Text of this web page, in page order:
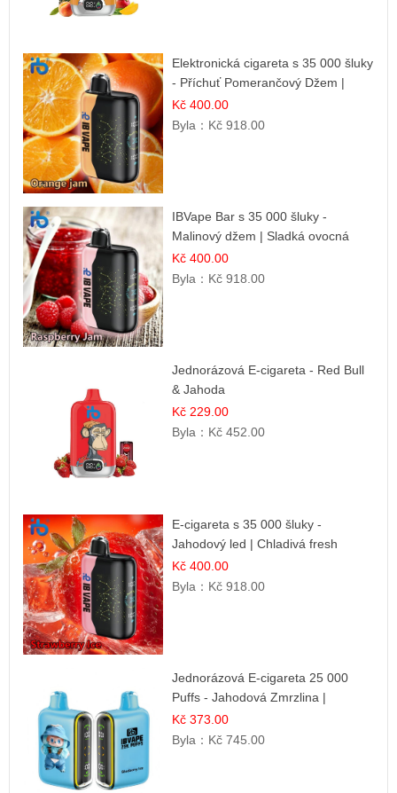
Elektronická cigareta s 35 000 šluky
- Příchuť Pomerančový Džem |
Dlouhotrvající zážitek
Kč 400.00
Byla： Kč 918.00
IBVape Bar s 35 000 šluky -
Malinový džem | Sladká ovocná
příchuť
Kč 400.00
Byla： Kč 918.00
Jednorázová E-cigareta - Red Bull
& Jahoda
Kč 229.00
Byla： Kč 452.00
E-cigareta s 35 000 šluky -
Jahodový led | Chladivá fresh
příchuť
Kč 400.00
Byla： Kč 918.00
Jednorázová E-cigareta 25 000
Puffs - Jahodová Zmrzlina |
Krémová sladká příchuť
Kč 373.00
Byla： Kč 745.00